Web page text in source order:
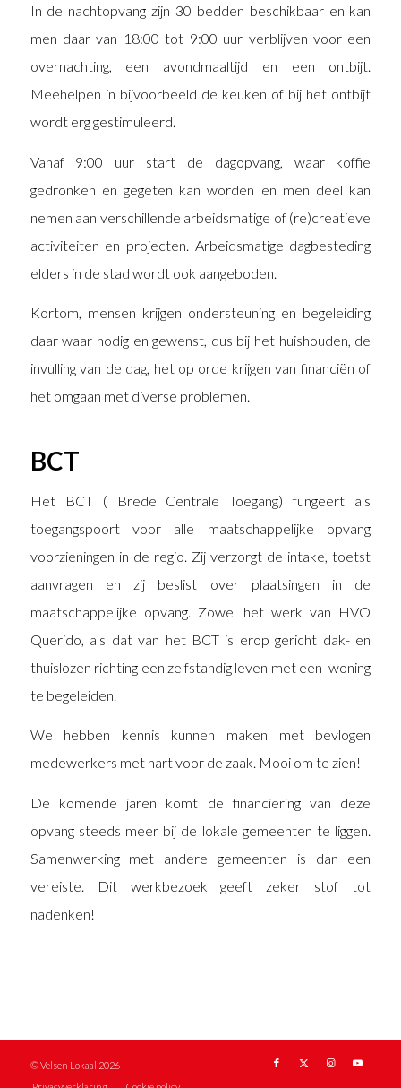
In de nachtopvang zijn 30 bedden beschikbaar en kan
men daar van 18:00 tot 9:00 uur verblijven voor een
overnachting, een avondmaaltijd en een ontbijt.
Meehelpen in bijvoorbeeld de keuken of bij het ontbijt
wordt erg gestimuleerd.
Vanaf 9:00 uur start de dagopvang, waar koffie
gedronken en gegeten kan worden en men deel kan
nemen aan verschillende arbeidsmatige of (re)creatieve
activiteiten en projecten. Arbeidsmatige dagbesteding
elders in de stad wordt ook aangeboden.
Kortom, mensen krijgen ondersteuning en begeleiding
daar waar nodig en gewenst, dus bij het huishouden, de
invulling van de dag, het op orde krijgen van financiën of
het omgaan met diverse problemen.
BCT
Het BCT ( Brede Centrale Toegang) fungeert als
toegangspoort voor alle maatschappelijke opvang
voorzieningen in de regio. Zij verzorgt de intake, toetst
aanvragen en zij beslist over plaatsingen in de
maatschappelijke opvang. Zowel het werk van HVO
Querido, als dat van het BCT is erop gericht dak- en
thuislozen richting een zelfstandig leven met een woning
te begeleiden.
We hebben kennis kunnen maken met bevlogen
medewerkers met hart voor de zaak. Mooi om te zien!
De komende jaren komt de financiering van deze
opvang steeds meer bij de lokale gemeenten te liggen.
Samenwerking met andere gemeenten is dan een
vereiste. Dit werkbezoek geeft zeker stof tot
nadenken!
© Velsen Lokaal 2026